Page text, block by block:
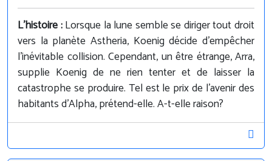
L'histoire :Lorsque la lune semble se diriger tout droit
vers la planète Astheria, Koenig décide d'empêcher
l'inévitable collision. Cependant, un être étrange, Arra,
supplie Koenig de ne rien tenter et de laisser la
catastrophe se produire. Tel est le prix de l'avenir des
habitants d'Alpha, prétend-elle. A-t-elle raison?